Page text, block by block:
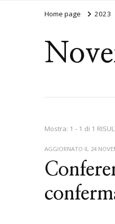
Home page 2023
Mostra: 1 - 1 di 1
AGGIORNATO IL 24